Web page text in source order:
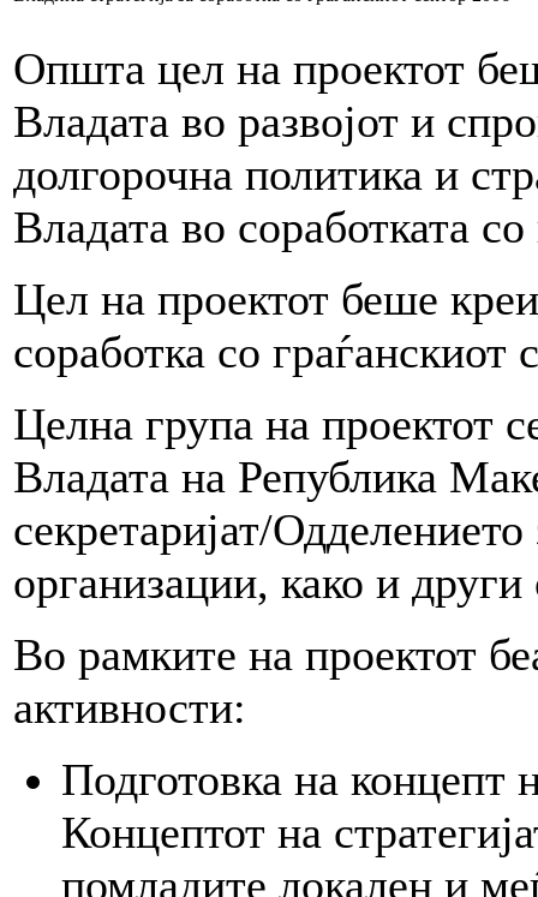
Општа цел на проектот
Владата во развојот и
долгорочна политика и
Владата во соработката
Цел на проектот беше
соработка со граѓанскиот
Целна група на проектот
Владата на Република
секретаријат/
организации, како и
Во рамките на проектот
активности:
Подготовка на концепт
Концептот на
помладите локален и